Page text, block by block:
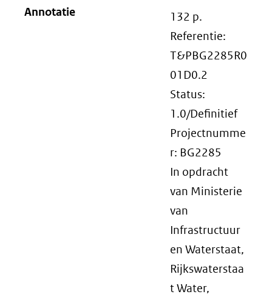
Annotatie
132 p.
Referentie:
T&PBG2285R0
01D0.2
Status:
1.0/Definitief
Projectnumme
r: BG2285
In opdracht
van Ministerie
van
Infrastructuur
en Waterstaat,
Rijkswaterstaa
t Water,